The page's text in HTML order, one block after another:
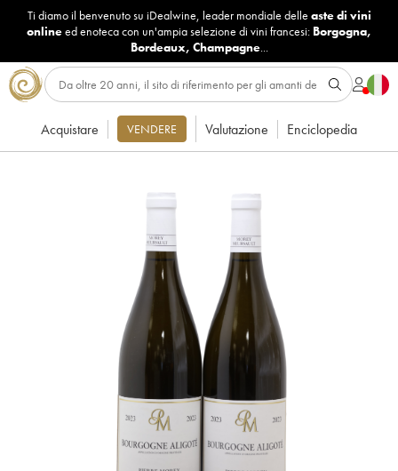
Ti diamo il benvenuto su iDealwine, leader mondiale delle aste di vini
onlineed enoteca con un'ampia selezione di vini francesi: Borgogna,
Bordeaux, Champagne...
Acquistare VENDERE Valutazione Enciclopedia